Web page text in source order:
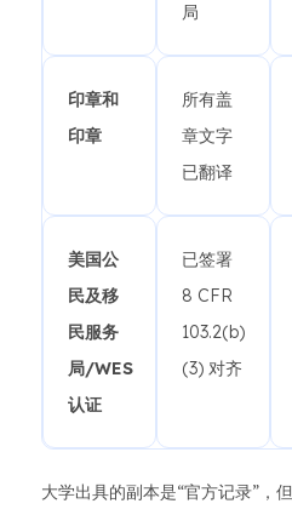
局
印章和
印章
所有盖
章文字
已翻译
美国公
民及移
民服务
局/WES
认证
已签署
8 CFR
103.2(b)
(3) 对齐
大学出具的副本是“官方记录”，但